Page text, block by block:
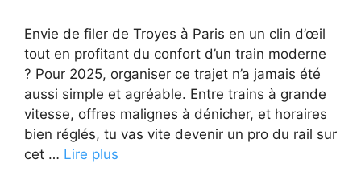
Envie de filer de Troyes à Paris en un clin d’œil
tout en profitant du confort d’un train moderne
? Pour 2025, organiser ce trajet n’a jamais été
aussi simple et agréable. Entre trains à grande
vitesse, offres malignes à dénicher, et horaires
bien réglés, tu vas vite devenir un pro du rail sur
cet … Lire plus